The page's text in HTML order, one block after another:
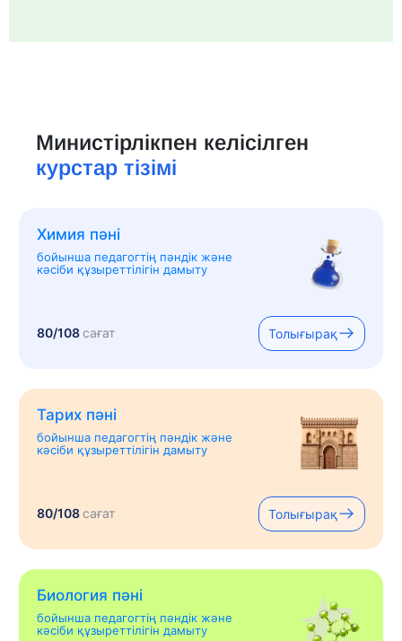
Министірлікпен келісілген
курстар тізімі
Химия пәні
бойынша педагогтің пәндік және
кәсіби құзыреттілігін дамыту
80/108сағат Толығырақ
Тарих пәні
бойынша педагогтің пәндік және
кәсіби құзыреттілігін дамыту
80/108сағат Толығырақ
Биология пәні
бойынша педагогтің пәндік және
кәсіби құзыреттілігін дамыту